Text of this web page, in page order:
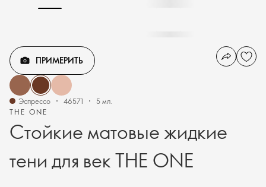
THE ONE
Стойкие матовые жидкие
тени для век THE ONE
ПРИМЕРИТЬ
Эспрессо 46571 5 мл.